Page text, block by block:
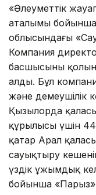
«Әлеуметтік
аталымы бойынша
облысындағы
Компания
басшысының
алды. Бұл
және демеушілік
Қызылорда
құрылысы үшін
қатар Арал
сауықтыру
үздік ұжымдық
бойынша «Парыз»